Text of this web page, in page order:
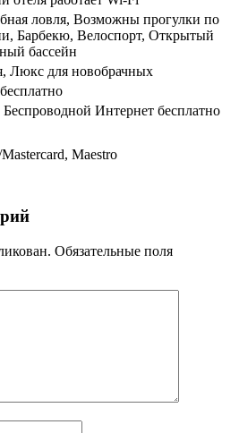
ловля, Возможны прогулки по
Барбекю, Велоспорт, Открытый
бассейн
Люкс для новобрачных
Интернет бесплатно
Maestro
Обязательные поля